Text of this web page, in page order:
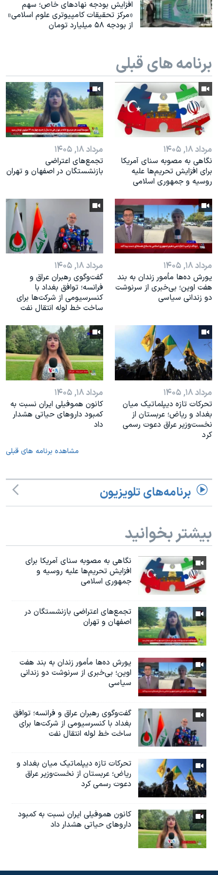
نرگس محمدی برنده جایزه نوبل صلح
سفر پرزیدنت ترامپ به چین
افزایش بودجه نهادهای خاص؛ سهم
«مرکز تحقیقات کامپیوتری علوم اسلامی»
از بودجه ۵۸ میلیارد تومان
برنامه های قبلی
مرداد ۱۸, ۱۴۰۵
نگاهی به مصوبه سنای آمریکا
برای افزایش تحریم‌ها علیه
روسیه و جمهوری اسلامی
مرداد ۱۸, ۱۴۰۵
تجمع‌های اعتراضی
بازنشستگان در اصفهان و تهران
مرداد ۱۸, ۱۴۰۵
یورش ده‌ها مأمور زندان به بند
هفت اوین؛ بی‌خبری از سرنوشت
دو زندانی سیاسی
مرداد ۱۸, ۱۴۰۵
گفت‌وگوی رهبران عراق و
فرانسه؛ توافق بغداد با
کنسرسیومی از شرکت‌ها برای
ساخت خط لوله انتقال نفت
مرداد ۱۸, ۱۴۰۵
تحرکات تازه دیپلماتیک میان
بغداد و ریاض؛ عربستان از
نخست‌وزیر عراق دعوت رسمی
کرد
مرداد ۱۸, ۱۴۰۵
کانون هموفیلی ایران نسبت به
کمبود داروهای حیاتی هشدار
داد
مشاهده برنامه های قبلی
برنامه‌های تلویزیون
بیشتر بخوانید
نگاهی به مصوبه سنای آمریکا برای
افزایش تحریم‌ها علیه روسیه و
جمهوری اسلامی
تجمع‌های اعتراضی بازنشستگان در
اصفهان و تهران
یورش ده‌ها مأمور زندان به بند هفت
اوین؛ بی‌خبری از سرنوشت دو زندانی
سیاسی
گفت‌وگوی رهبران عراق و فرانسه؛ توافق
بغداد با کنسرسیومی از شرکت‌ها برای
ساخت خط لوله انتقال نفت
تحرکات تازه دیپلماتیک میان بغداد و
ریاض؛ عربستان از نخست‌وزیر عراق
دعوت رسمی کرد
کانون هموفیلی ایران نسبت به کمبود
داروهای حیاتی هشدار داد